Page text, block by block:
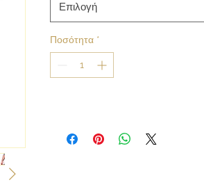
Επιλογή
Ποσότητα *